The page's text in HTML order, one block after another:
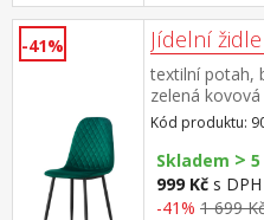
-41% Jídelní
textilní potah,
zelená
černá výška
do 120 kg
Kód produktu:
Skladem >
999 Kč s DPH
-41% 1 699